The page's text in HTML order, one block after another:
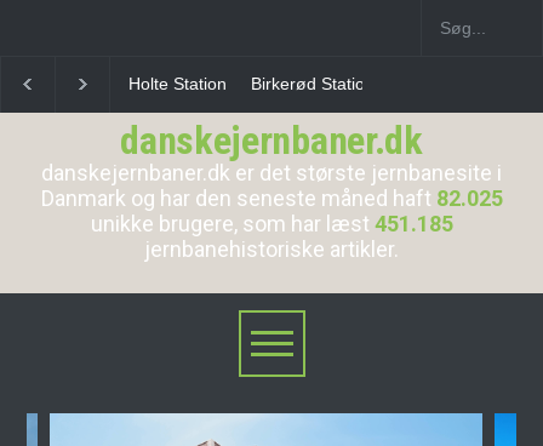
Birkerød Station Allerød Station
danskejernbaner.dk
danskejernbaner.dk er det største jernbanesite i
Danmark og har den seneste måned haft 82.025
unikke brugere, som har læst 451.185
jernbanehistoriske artikler.